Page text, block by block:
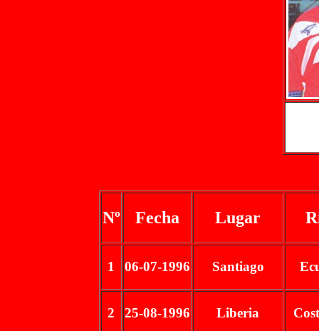
Nº Fecha Lugar
1 06-07-1996 Santiago
2 25-08-1996 Liberia